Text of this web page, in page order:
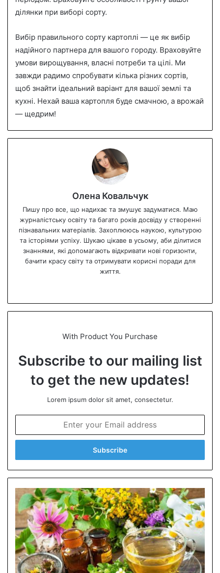
ділянки при виборі сорту.
Вибір правильного сорту картоплі — це як вибір
надійного партнера для вашого городу. Враховуйте
умови вирощування, власні потреби та цілі. Ми
завжди радимо спробувати кілька різних сортів,
щоб знайти ідеальний варіант для вашої землі та
кухні. Нехай ваша картопля буде смачною, а врожай
— щедрим!
Олена Ковальчук
Пишу про все, що надихає та змушує задуматися. Маю
журналістську освіту та багато років досвіду у створенні
пізнавальних матеріалів. Захоплююсь наукою, культурою
та історіями успіху. Шукаю цікаве в усьому, аби ділитися
знаннями, які допомагають відкривати нові горизонти,
бачити красу світу та отримувати корисні поради для
життя.
te
With Product You Purchase
Subscribe to our mailing list
to get the new updates!
Lorem ipsum dolor sit amet, consectetur.
t
r
y
r
E
m
a
l
a